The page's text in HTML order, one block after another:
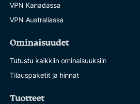
VPN Kanadassa
VPN Australiassa
Ominaisuudet
Tutustu kaikkiin ominaisuuksiin
Tilauspaketit ja hinnat
Tuotteet